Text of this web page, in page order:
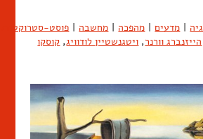
מדעים מהפכה מחשבה
פוסט-
הייזנברג וורנר, ויטגנשטיין לודוויג, קוסקו